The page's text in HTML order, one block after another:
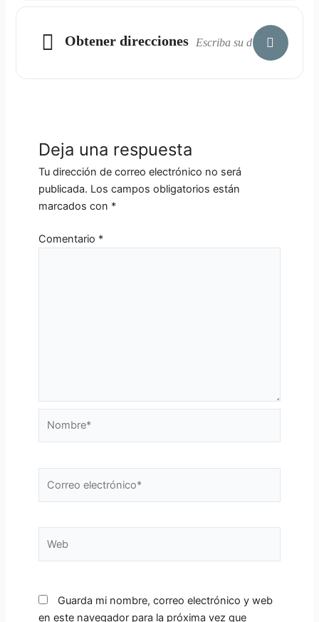
Obtener direcciones
Deja una respuesta
Tu dirección de correo electrónico no será
publicada. Los campos obligatorios están
marcados con *
Comentario *
electrónico*
Guarda mi nombre, correo electrónico y web
en este navegador para la próxima vez que